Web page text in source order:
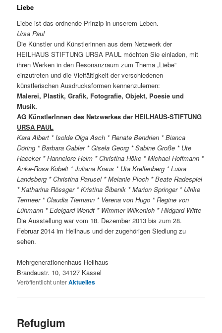
Liebe
Liebe ist das ordnende Prinzip in unserem Leben.
Ursa Paul
Die Künstler und Künstlerinnen aus dem Netzwerk der
HEILHAUS STIFTUNG URSA PAUL möchten Sie einladen, mit
ihren Werken in den Resonanzraum zum Thema „Liebe“
einzutreten und die Vielfältigkeit der verschiedenen
künstlerischen Ausdrucksformen kennenzulernen:
Malerei, Plastik, Grafik, Fotografie, Objekt, Poesie und
Musik.
AG KünstlerInnen des Netzwerkes der HEILHAUS-STIFTUNG
URSA PAUL
Kara Albert * Isolde Olga Asch * Renate Bendrien * Bianca
Döring * Barbara Gabler * Gisela Georg * Sabine Große * Ute
Haecker * Hannelore Helm * Christina Höke * Michael Hoffmann *
Anke-Rosa Kobelt * Juliana Kraus * Uta Krellenberg * Luisa
Landsberg * Christina Parusel * Melanie Ploch * Beate Radespiel
* Katharina Rössger * Kristina Šibenik * Marion Springer * Ulrike
Termeer * Claudia Tiemann * Verena von Hugo * Regine von
Lühmann * Edelgard Wendt * Wimmer Wilkenloh * Hildgard Witte
Die Ausstellung war vom 18. Dezember 2013 bis zum 28.
Februar 2014 im Heilhaus und der zugehörigen Siedlung zu
sehen.
Mehrgenerationenhaus Heilhaus
Brandaustr. 10, 34127 Kassel
Veröffentlicht unterAktuelles
Refugium